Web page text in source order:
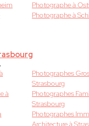
Photographe à
Photographe à
Photographes
Strasbourg
à
Photographes
Strasbourg
Photographes
Architecture à